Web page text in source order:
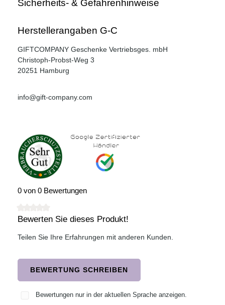
Sicherheits- & Gefahrenhinweise
Herstellerangaben G-C
GIFTCOMPANY Geschenke Vertriebsges. mbH
Christoph-Probst-Weg 3
20251 Hamburg
info@gift-company.com
0 von 0 Bewertungen
Durchschnittliche Bewertung von 0 von 5 Sternen
Bewerten Sie dieses Produkt!
Teilen Sie Ihre Erfahrungen mit anderen Kunden.
BEWERTUNG SCHREIBEN
Bewertungen nur in der aktuellen Sprache anzeigen.